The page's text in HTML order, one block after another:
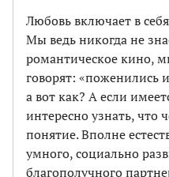
Любовь включает в
Мы ведь никогда не
романтическое кино,
говорят: «поженились
а вот как? А если
интересно узнать, что
понятие. Вполне
умного, социально
благополучного